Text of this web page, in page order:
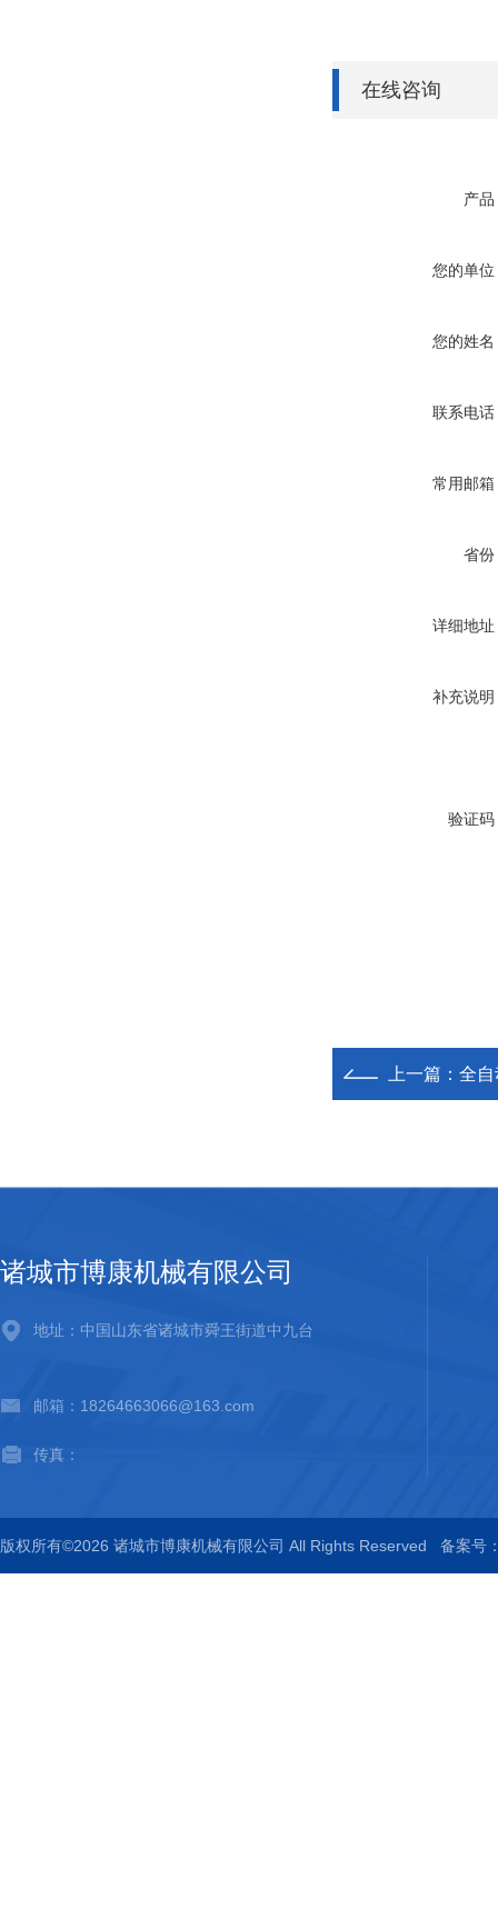
在线咨询
产品
您的单位
您的姓名
联系电话
常用邮箱
省份
详细地址
补充说明
验证码
上一篇： 全
诸城市博康机械有限公司
地址：中国山东省诸城市舜王街道中九台
邮箱：18264663066@163.com
传真：
版权所有©2026 诸城市博康机械有限公司 All Rights Reserved 备案号